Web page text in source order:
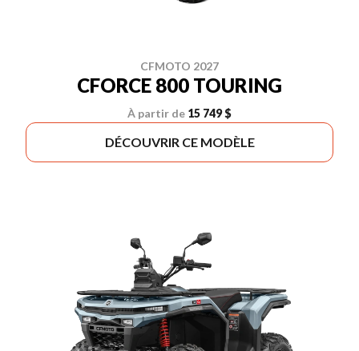
CFMOTO 2027
CFORCE 800 TOURING
À partir de 15 749 $
DÉCOUVRIR CE MODÈLE